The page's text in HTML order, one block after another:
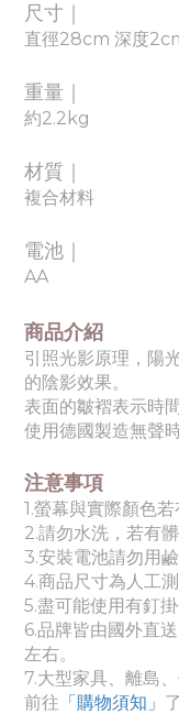
尺寸｜
直徑28cm 深度
重量｜
約2.2 kg
材質｜
複合材料
電池｜
AA
商品介紹
引照光影原理，陽
的陰影效果。
表面的皺褶表示時
使用德國製造無聲
注意事項
1.螢幕與實際顏色
2.請勿水洗，若有
3.安裝電池請勿用
4.商品尺寸為人工
5.盡可能使用有釘
6.品牌皆由國外直
左右。
7.大型家具、離島
前往 「購物須知」